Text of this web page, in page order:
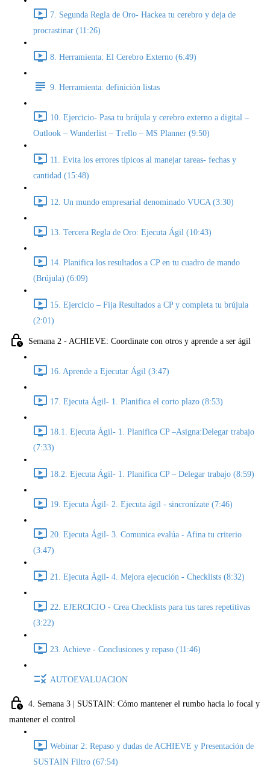
7. Segunda Regla de Oro- Hackea tu cerebro y deja de
procrastinar (11:26)
8. Herramienta: El Cerebro Externo (6:49)
9. Herramienta: definición listas
10. Ejercicio- Pasa tu brújula y cerebro externo a digital –
Outlook – Wunderlist – Trello – MS Planner (9:50)
11. Evita los errores típicos al manejar tareas- fechas y
cantidad (15:48)
12. Un mundo empresarial denominado VUCA (3:30)
13. Tercera Regla de Oro: Ejecuta Ágil (10:43)
14. Planifica los resultados a CP en tu cuadro de mando
(Brújula) (6:09)
15. Ejercicio – Fija Resultados a CP y completa tu brújula
(2:01)
Semana 2 - ACHIEVE: Coordinate con otros y aprende a ser ágil
16. Aprende a Ejecutar Ágil (3:47)
17. Ejecuta Ágil- 1. Planifica el corto plazo (8:53)
18.1. Ejecuta Ágil- 1. Planifica CP –Asigna:Delegar trabajo
(7:33)
18.2. Ejecuta Ágil- 1. Planifica CP – Delegar trabajo (8:59)
19. Ejecuta Ágil- 2. Ejecuta ágil - sincronízate (7:46)
20. Ejecuta Ágil- 3. Comunica evalúa - Afina tu criterio
(3:47)
21. Ejecuta Ágil- 4. Mejora ejecución - Checklists (8:32)
22. EJERCICIO - Crea Checklists para tus tares repetitivas
(3:22)
23. Achieve - Conclusiones y repaso (11:46)
AUTOEVALUACION
4. Semana 3 | SUSTAIN: Cómo mantener el rumbo hacia lo focal y
mantener el control
Webinar 2: Repaso y dudas de ACHIEVE y Presentación de
SUSTAIN Filtro (67:54)